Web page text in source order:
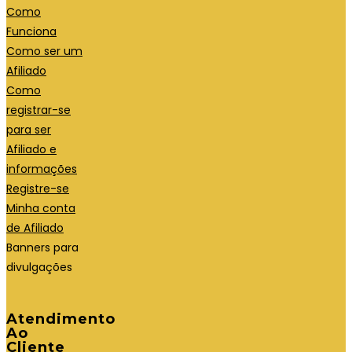
Como
Funciona
Como ser um
Afiliado
Como
registrar-se
para ser
Afiliado e
informações
Registre-se
Minha conta
de Afiliado
Banners para
divulgações
Atendimento
Ao
Cliente